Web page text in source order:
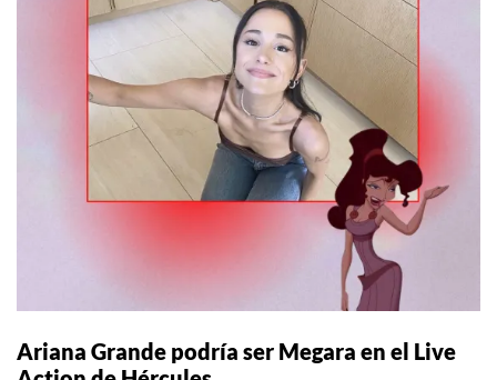
Ariana Grande podría ser Megara en el Live